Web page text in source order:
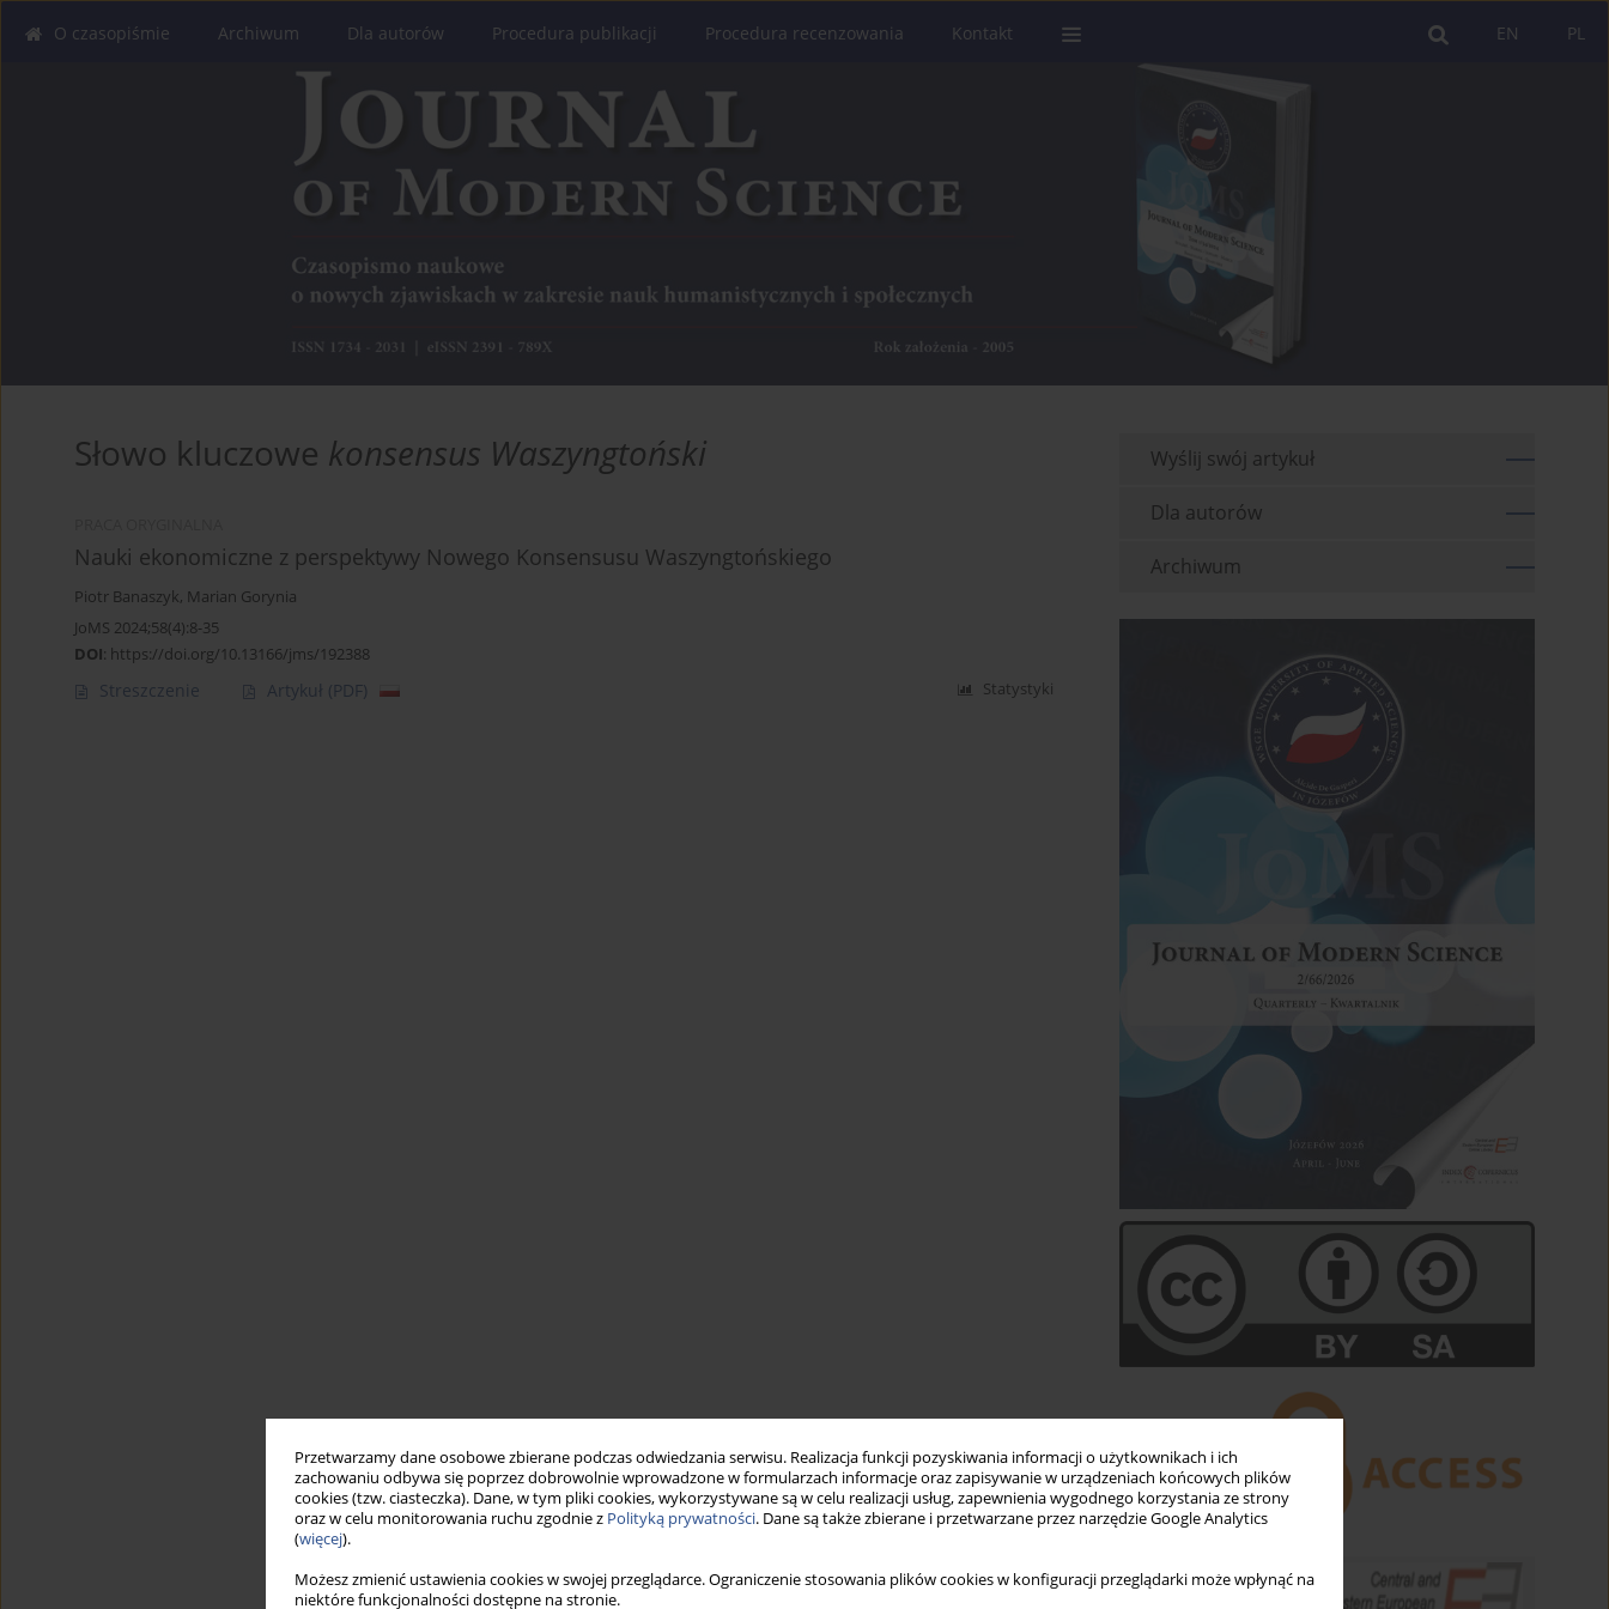
Przetwarzamy dane osobowe zbierane podczas odwiedzania serwisu. Realizacja funkcji pozyskiwania informacji o użytkownikach i ich
zachowaniu odbywa się poprzez dobrowolnie wprowadzone w formularzach informacje oraz zapisywanie w urządzeniach końcowych plików
cookies (tzw. ciasteczka). Dane, w tym pliki cookies, wykorzystywane są w celu realizacji usług, zapewnienia wygodnego korzystania ze strony
oraz w celu monitorowania ruchu zgodnie z Polityką prywatności. Dane są także zbierane i przetwarzane przez narzędzie Google Analytics
(więcej).
Możesz zmienić ustawienia cookies w swojej przeglądarce. Ograniczenie stosowania plików cookies w konfiguracji przeglądarki może wpłynąć na
niektóre funkcjonalności dostępne na stronie.
PL
EN
O czasopiśmie Archiwum Dla autorów Procedura publikacji Procedura recenzowania Kontakt
Słowo kluczowe konsensus Waszyngtoński
Nauki ekonomiczne z perspektywy Nowego Konsensusu Waszyngtońskiego
Piotr Banaszyk, Marian Gorynia
JoMS 2024;58(4):8-35
DOI: https://doi.org/10.13166/jms/192388
Streszczenie Artykuł (PDF) Statystyki
Wyślij swój artykuł
Dla autorów
Archiwum